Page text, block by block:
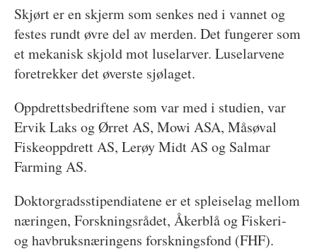
Skjørt er en skjerm som senkes ned i vannet og
festes rundt øvre del av merden. Det fungerer som
et mekanisk skjold mot luselarver. Luselarvene
foretrekker det øverste sjølaget.
Oppdrettsbedriftene som var med i studien, var
Ervik Laks og Ørret AS, Mowi ASA, Måsøval
Fiskeoppdrett AS, Lerøy Midt AS og Salmar
Farming AS.
Doktorgradsstipendiatene er et spleiselag mellom
næringen, Forskningsrådet, Åkerblå og Fiskeri-
og havbruksnæringens forskningsfond (FHF).